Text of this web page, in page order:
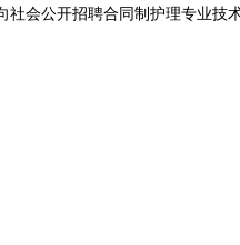
会公开招聘合同制护理专业技术